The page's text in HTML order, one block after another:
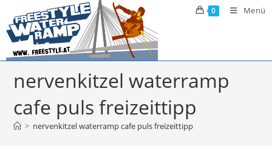
Inhalt
springen
0 Menü
nervenkitzel waterramp
cafe puls freizeittipp
> nervenkitzel waterramp cafe puls freizeittipp